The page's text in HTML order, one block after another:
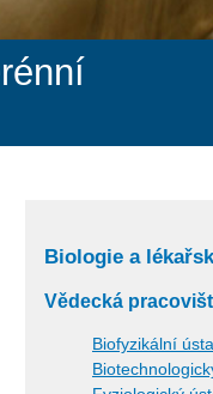
Biologie a
Vědecká
Biofyzikální